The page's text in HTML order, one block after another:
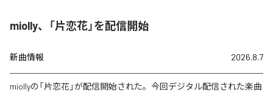
miolly、「片恋花」を配信開始
新曲情報 2026.8.7
miollyの「片恋花」が配信開始された。今回デジタル配信された楽曲